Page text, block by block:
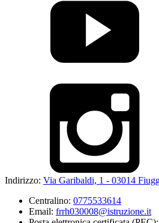
Indirizzo: Via Garibaldi, 1 - 03014
Centralino: 0775533614
Email: frrh030008@istruzione.it